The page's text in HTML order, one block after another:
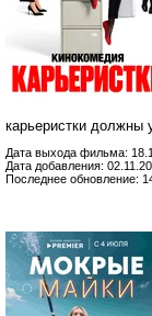
карьеристки должны
Дата выхода фильма:
Дата добавления:
Последнее обновление: